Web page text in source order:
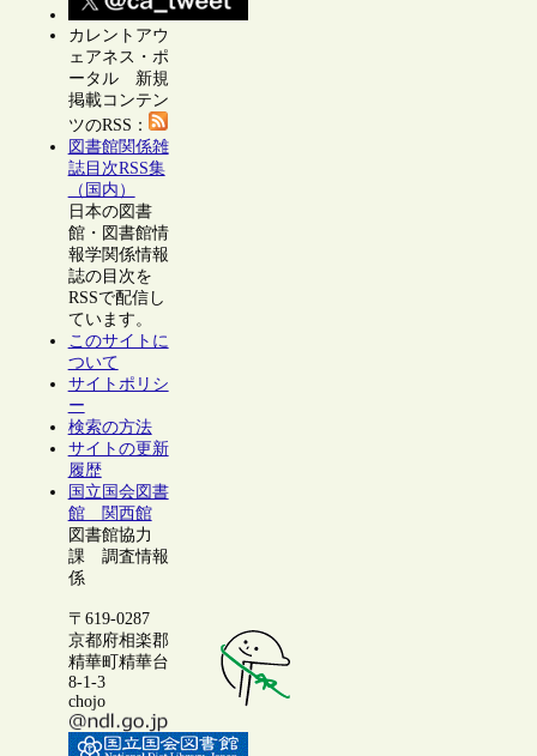
カレントアウ
ェアネス・ポ
ータル 新規
掲載コンテン
ツのRSS：
図書館関係雑
誌目次RSS集
（国内）
日本の図書
館・図書館情
報学関係情報
誌の目次を
RSSで配信し
ています。
このサイトに
ついて
サイトポリシ
ー
検索の方法
サイトの更新
履歴
国立国会図書
館 関西館
図書館協力
課 調査情報
係
〒619-0287
京都府相楽郡
精華町精華台
8-1-3
chojo